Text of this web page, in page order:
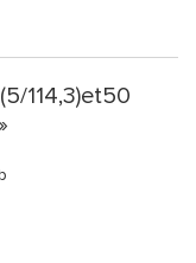
114,3)et50